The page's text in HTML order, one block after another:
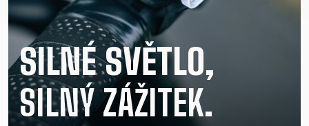
SILNÉ SVĚTLO,
SILNÝ ZÁŽITEK.